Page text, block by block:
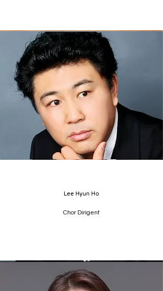
Lee Hyun Ho
Chor Dirigent